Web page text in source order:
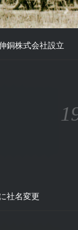
銅株式会社設立
社名変更